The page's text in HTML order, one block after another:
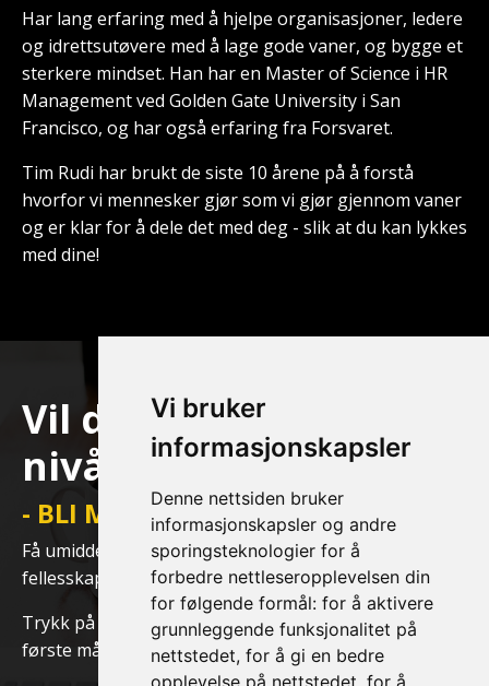
Vi bruker
informasjonskapsler
Denne nettsiden bruker
informasjonskapsler og andre
sporingsteknologier for å
forbedre nettleseropplevelsen din
for følgende formål: for å aktivere
grunnleggende funksjonalitet på
nettstedet, for å gi en bedre
opplevelse på nettstedet for å
Har lang erfaring med å hjelpe organisasjoner, ledere
og idrettsutøvere med å lage gode vaner, og bygge et
sterkere mindset. Han har en Master of Science i HR
Management ved Golden Gate University i San
Francisco, og har også erfaring fra Forsvaret.
Tim Rudi har brukt de siste 10 årene på å forstå
hvorfor vi mennesker gjør som vi gjør gjennom vaner
og er klar for å dele det med deg - slik at du kan lykkes
med dine!
Vil du Ta det til neste
nivå?
- BLI MED I HEART MENTALITY!
Få umiddelbar tilgang til mindset programmer og et
fellesskap som hjelper deg med å få ut ditt potensial!
Trykk på knappen under og få -50% rabatt på din
første måned når du registrerer deg!